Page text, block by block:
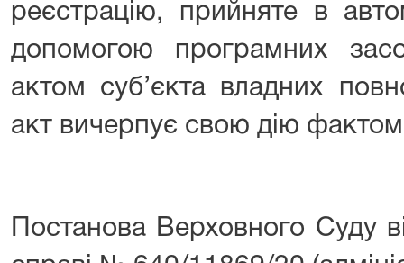
реєстрацію, прийняте в
допомогою програмних
актом суб’єкта владних
акт вичерпує свою дію
Постанова Верховного Суду